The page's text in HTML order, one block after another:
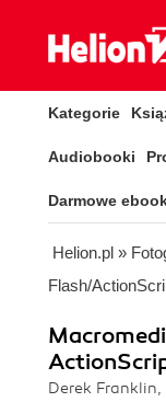
Kategorie
Audiobooki
Darmowe
Helion.pl »
Flash/
Derek